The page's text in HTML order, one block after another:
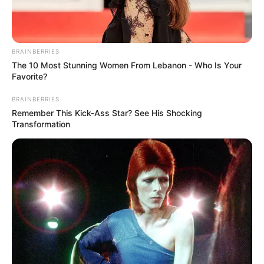
Baca juga:15 Aplikasi Translate Inggris-Indonesia, Mudah
Belajar Bahasa Asing
(foto: nontonanimeid)
Nontonanimeid.one menayangkan banyak sekali anime yang
BRAINBERRIES
The 10 Most Stunning Women From Lebanon - Who Is Your
Favorite?
BRAINBERRIES
Remember This Kick-Ass Star? See His Shocking
Transformation